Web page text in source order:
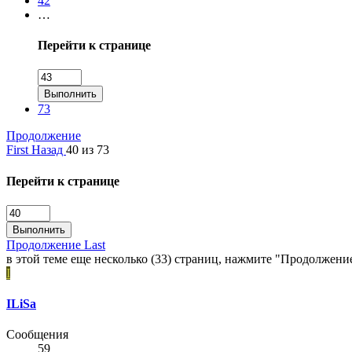
…
Перейти к странице
Выполнить
73
Продолжение
First Назад 40 из 73
Перейти к странице
Выполнить
Продолжение Last
в этой теме еще несколько (33) страниц, нажмите
I
ILiSa
Сообщения
59